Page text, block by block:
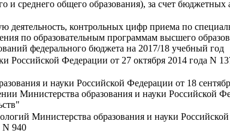
среднего общего образования), за счет бюджетных
контрольных цифр приема по
по образовательным программам высшего
федерального бюджета на 2017/18 учебный год
Российской Федерации от 27 октября 2014 года N
и науки Российской Федерации от 18
Министерства образования и науки Российской
Министерства образования и науки
N 940